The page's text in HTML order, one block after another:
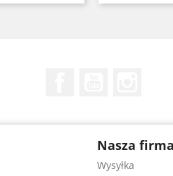
Nasza firma
Wysyłka